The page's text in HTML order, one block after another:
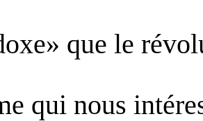
que le
qui nous